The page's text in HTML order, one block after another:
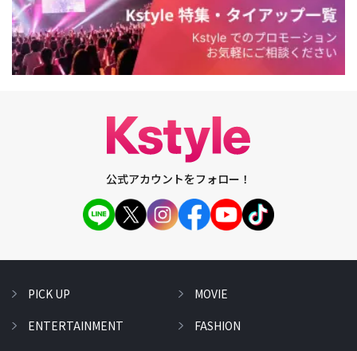
公式アカウントをフォロー！
PICK UP
ENTERTAINMENT
MOVIE
FASHION